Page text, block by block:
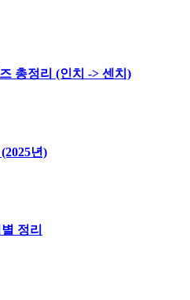
총정리 (인치 -> 센치)
년)
정리